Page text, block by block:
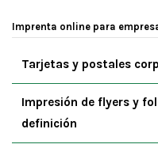
Imprenta online para
Tarjetas y postales
Impresión de flyers y
definición